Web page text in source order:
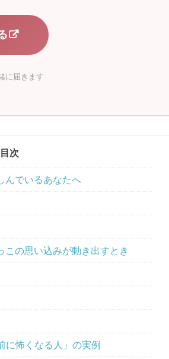
に届きます
次
んでいるあなたへ
の思い込みが動き出すとき
に怖くなる人」の実例